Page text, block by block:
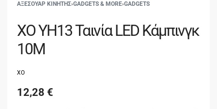
ΑΞΕΣΟΥΑΡ ΚΙΝΗΤΗΣ›GADGETS & MORE›GADGETS
XO YH13 Ταινία LED Κάμπινγκ
10M
XO
12,28 €